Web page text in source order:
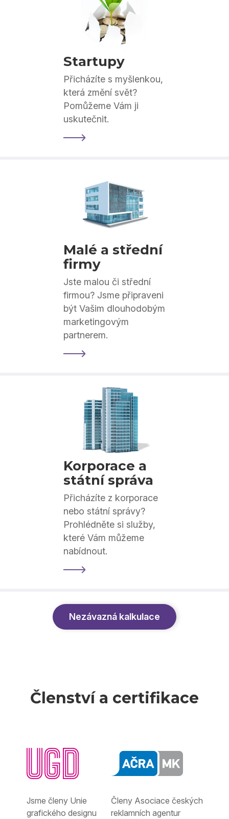
Startupy
Přicházíte s myšlenkou,
která změní svět?
Pomůžeme Vám ji
uskutečnit.
Malé a střední
firmy
Jste malou či střední
firmou? Jsme připraveni
být Vašim dlouhodobým
marketingovým
partnerem.
Korporace a
státní správa
Přicházíte z korporace
nebo státní správy?
Prohlédněte si služby,
které Vám můžeme
nabídnout.
Nezávazná kalkulace
Členství a certifikace
Jsme členy Unie
grafického designu
Členy Asociace českých
reklamních agentur